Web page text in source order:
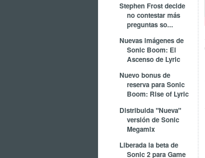
Stephen Frost decide
no contestar más
preguntas so...
Nuevas imágenes de
Sonic Boom: El
Ascenso de Lyric
Nuevo bonus de
reserva para Sonic
Boom: Rise of Lyric
Distribuida "Nueva"
versión de Sonic
Megamix
Liberada la beta de
Sonic 2 para Game